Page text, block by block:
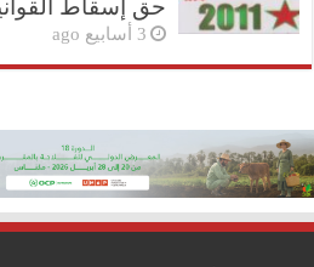
حق إسقاط
3 أسابيع ago